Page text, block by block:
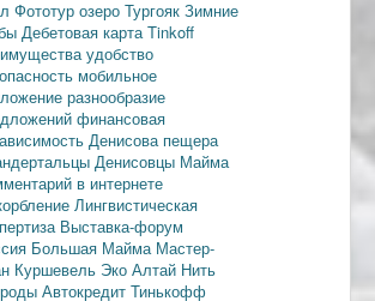
Фототур озеро Тургояк Зимние
Дебетовая картаTinkoff
удобство
мобильное
разнообразие
финансовая
Денисова пещера
Денисовцы Майма
в интернете
Лингвистическая
Выставка-форум
Большая Майма Мастер-
Куршевель Эко Алтай Нить
Автокредит Тинькофф